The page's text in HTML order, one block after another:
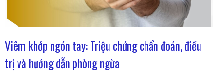
Viêm khớp ngón tay: Triệu chứng chẩn đoán, điều
trị và hướng dẫn phòng ngừa